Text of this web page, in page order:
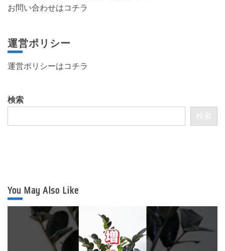
お問い合わせはコチラ
運営ポリシー
運営ポリシーはコチラ
検索
検索
You May Also Like